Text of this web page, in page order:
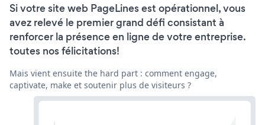
Si votre site web PageLines est opérationnel, vous
avez relevé le premier grand défi consistant à
renforcer la présence en ligne de votre entreprise.
toutes nos félicitations!
Mais vient ensuite the hard part : comment engage,
captivate, make et soutenir plus de visiteurs ?